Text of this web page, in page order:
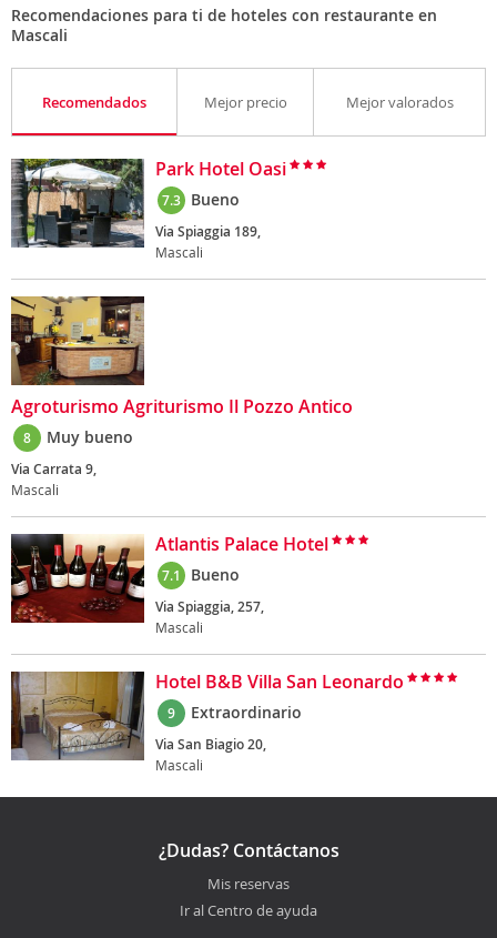
Recomendaciones para ti de hoteles con restaurante en
Mascali
Recomendados Mejor precio Mejor valorados
Park Hotel Oasi
7.3 Bueno
Via Spiaggia 189,
Mascali
Agroturismo Agriturismo Il Pozzo Antico
8 Muy bueno
Via Carrata 9,
Mascali
Atlantis Palace Hotel
7.1 Bueno
Via Spiaggia, 257,
Mascali
Hotel B&B Villa San Leonardo
9 Extraordinario
Via San Biagio 20,
Mascali
¿Dudas? Contáctanos
Mis reservas
Ir al Centro de ayuda